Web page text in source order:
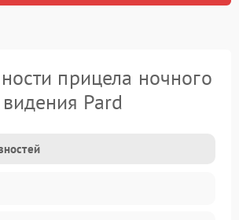
прицела ночного
видения Pard